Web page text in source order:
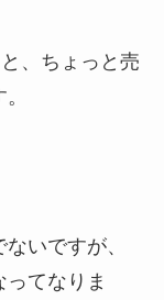
、ちょっと売
いですが、
てなりま